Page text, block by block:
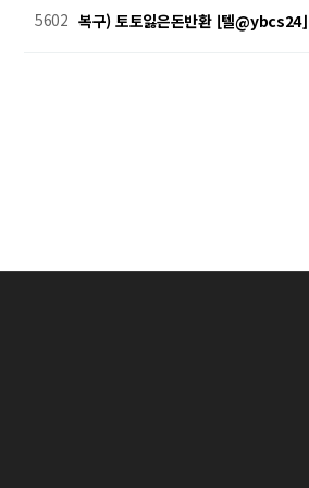
5602 복구) 토토잃은돈반환 ⌊텔